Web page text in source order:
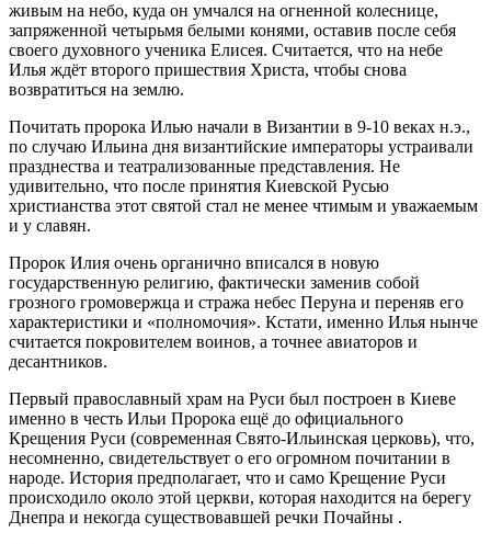
живым на небо, куда он умчался на огненной колеснице,
запряженной четырьмя белыми конями, оставив после себя
своего духовного ученика Елисея. Считается, что на небе
Илья ждёт второго пришествия Христа, чтобы снова
возвратиться на землю.
Почитать пророка Илью начали в Византии в 9-10 веках н.э.,
по случаю Ильина дня византийские императоры устраивали
празднества и театрализованные представления. Не
удивительно, что после принятия Киевской Русью
христианства этот святой стал не менее чтимым и уважаемым
и у славян.
Пророк Илия очень органично вписался в новую
государственную религию, фактически заменив собой
грозного громовержца и стража небес Перуна и переняв его
характеристики и «полномочия». Кстати, именно Илья нынче
считается покровителем воинов, а точнее авиаторов и
десантников.
Первый православный храм на Руси был построен в Киеве
именно в честь Ильи Пророка ещё до официального
Крещения Руси (современная Свято-Ильинская церковь), что,
несомненно, свидетельствует о его огромном почитании в
народе. История предполагает, что и само Крещение Руси
происходило около этой церкви, которая находится на берегу
Днепра и некогда существовавшей речки Почайны .